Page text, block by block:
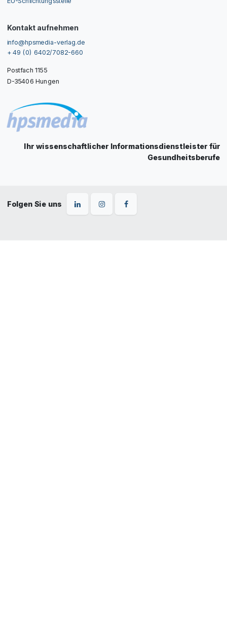
Kontakt aufnehmen
info@hpsmedia-verlag.de
+ 49 (0) 6402/7082-660
Postfach 1155
D-35406 Hungen
Ihr wissenschaftlicher Informationsdienstleister für
Gesundheitsberufe
Folgen Sie uns